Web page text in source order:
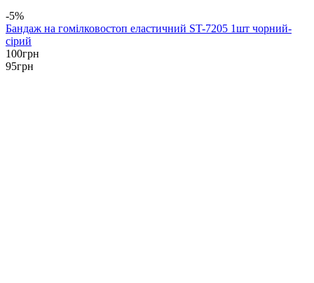
-5%
Бандаж на гомілковостоп еластичний ST-7205 1шт чорний-
сірий
100грн
95грн